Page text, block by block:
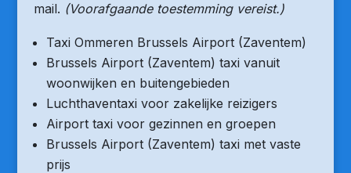
mail. (Voorafgaande toestemming vereist.)
Taxi Ommeren Brussels Airport (Zaventem)
Brussels Airport (Zaventem) taxi vanuit
woonwijken en buitengebieden
Luchthaventaxi voor zakelijke reizigers
Airport taxi voor gezinnen en groepen
Brussels Airport (Zaventem) taxi met vaste
prijs